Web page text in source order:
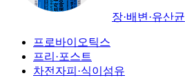
장·배변·유산균
프로바이오틱스
프리·포스트
차전자피·식이섬유